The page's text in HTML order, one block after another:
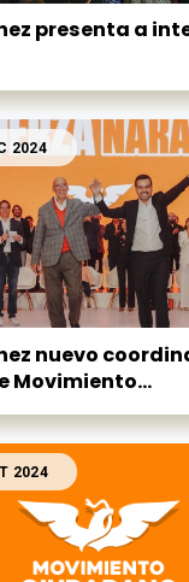
presenta a
2024
nuevo
Movimiento...
2024